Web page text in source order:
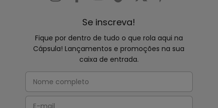
Se inscreva!
Fique por dentro de tudo o que rola aqui na
Cápsula! Lançamentos e promoções na sua
caixa de entrada.